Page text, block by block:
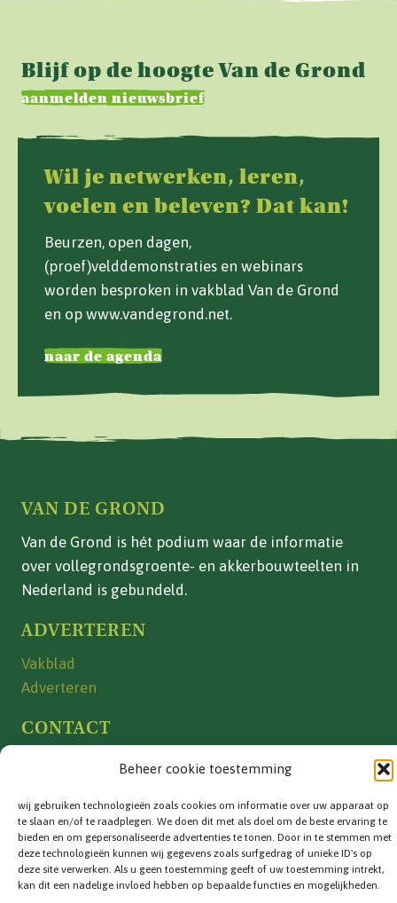
Beheer cookie toestemming
wij gebruiken technologieën zoals cookies om informatie over uw apparaat op
te slaan en/of te raadplegen. We doen dit met als doel om de beste ervaring te
bieden en om gepersonaliseerde advertenties te tonen. Door in te stemmen met
deze technologieën kunnen wij gegevens zoals surfgedrag of unieke ID's op
deze site verwerken. Als u geen toestemming geeft of uw toestemming intrekt,
kan dit een nadelige invloed hebben op bepaalde functies en mogelijkheden.
Blijf op de hoogte Van de Grond
aanmelden nieuwsbrief
Wil je netwerken, leren,
voelen en beleven? Dat kan!
Beurzen, open dagen,
(proef)velddemonstraties en webinars
worden besproken in vakblad Van de Grond
en op www.vandegrond.net.
naar de agenda
VAN DE GROND
Van de Grond is hét podium waar de informatie
over vollegrondsgroente- en akkerbouwteelten in
Nederland is gebundeld.
ADVERTEREN
Vakblad
Adverteren
CONTACT
Contactinformatie
VOLG ONS